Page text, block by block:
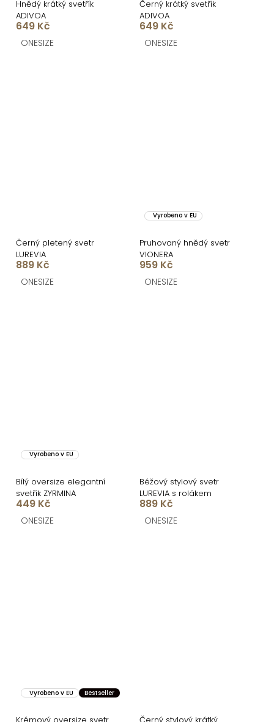
Hnědý krátký svetřík
ADIVOA
649 Kč
ONESIZE
Černý krátký svetřík
ADIVOA
649 Kč
ONESIZE
Černý pletený svetr
LUREVIA
889 Kč
ONESIZE
Vyrobeno v EU
Pruhovaný hnědý svetr
VIONERA
959 Kč
ONESIZE
Vyrobeno v EU
Bílý oversize elegantní
svetřík ZYRMINA
449 Kč
ONESIZE
Béžový stylový svetr
LUREVIA s rolákem
889 Kč
ONESIZE
Vyrobeno v EU Bestseller